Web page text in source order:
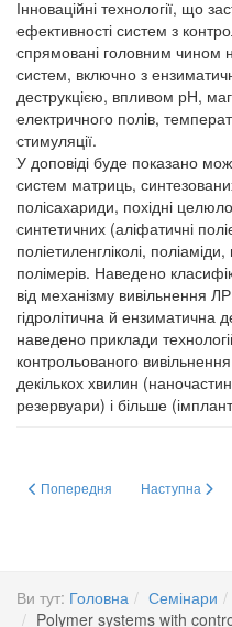
Інноваційні технології, що
ефективності систем з
спрямовані головним чином
систем, включно з
деструкцією, впливом рН,
електричного полів,
стимуляції.
У доповіді буде показано
систем матриць,
полісахариди, похідні
синтетичних (аліфатичні
поліетиленгліколі,
полімерів. Наведено
від механізму вивільнення
гідролітична й ензиматична
наведено приклади
контрольованого
декількох хвилин
резервуари) і більше
Попередня стаття:
Попередня Наступна
Наступна
Ви тут: Головна Семінари
Polymer systems with